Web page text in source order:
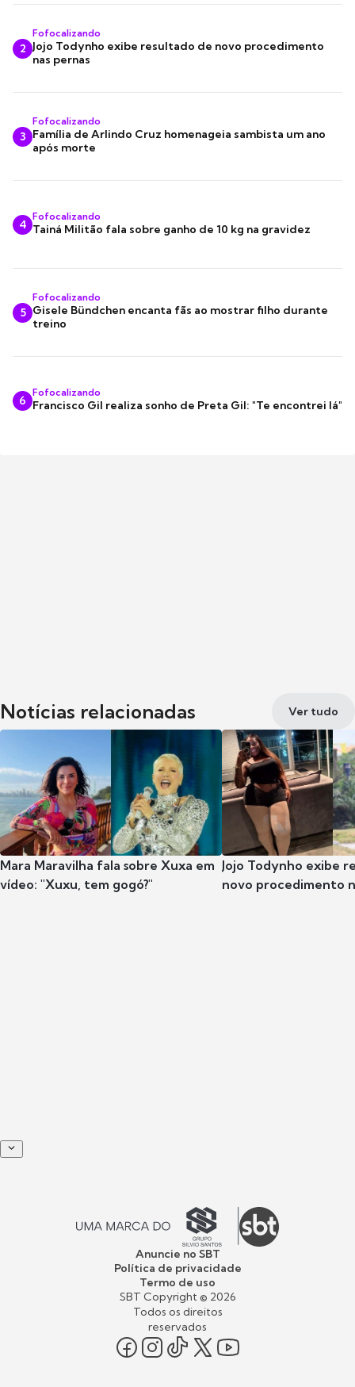
2
Fofocalizando
Jojo Todynho exibe resultado de novo procedimento
nas pernas
3
Fofocalizando
Família de Arlindo Cruz homenageia sambista um ano
após morte
4
Fofocalizando
Tainá Militão fala sobre ganho de 10 kg na gravidez
5
Fofocalizando
Gisele Bündchen encanta fãs ao mostrar filho durante
treino
6
Fofocalizando
Francisco Gil realiza sonho de Preta Gil: "Te encontrei lá"
Notícias relacionadas Ver tudo
Mara Maravilha fala sobre Xuxa em
vídeo: "Xuxu, tem gogó?"
Jojo Todynho exibe
novo procedimento
Anuncie no SBT
Política de privacidade
Termo de uso
SBT Copyright © 2026
Todos os direitos
reservados